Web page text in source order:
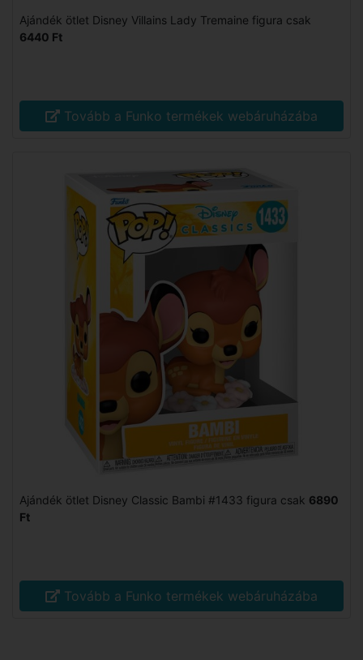
Ajándék ötlet Disney Villains Lady Tremaine figura csak
6440 Ft
Tovább a Funko termékek webáruházába
Ajándék ötlet Disney Classic Bambi #1433 figura csak 6890
Ft
Tovább a Funko termékek webáruházába